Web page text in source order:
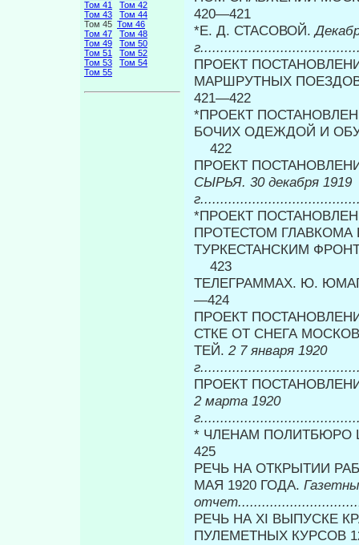
Том 41
Том 42
Том 43
Том 44
Том 45 Том 46
Том 47
Том 48
Том 49
Том 50
Том 51
Том 52
Том 53
Том 54
Том 55
420—421
*Е. Д. СТАСОВОЙ.
ПРОЕКТ
МАРШРУТНЫХ
421—422
*ПРОЕКТ
БОЧИХ ОДЕЖДОЙ И
422
ПРОЕКТ
СЫРЬЯ. 30 декабря 1919
*ПРОЕКТ
ПРОТЕСТОМ
ТУРКЕСТАНСКИМ
423
ТЕЛЕГРАММАХ. Ю.
—424
ПРОЕКТ
СТКЕ ОТ СНЕГА
ТЕЙ. 2 7 января 1920
ПРОЕКТ
2 марта 1920
* ЧЛЕНАМ ПОЛИТБЮРО
425
РЕЧЬ НА ОТКРЫТИИ
МАЯ 1920 ГОДА.
РЕЧЬ НА XI ВЫПУСКЕ
ПУЛЕМЕТНЫХ КУРСОВ